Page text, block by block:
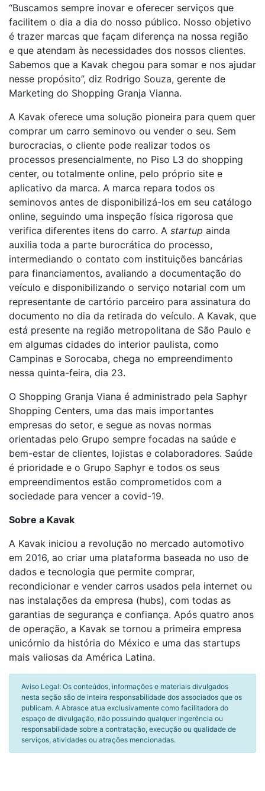
“Buscamos sempre inovar e oferecer serviços que
facilitem o dia a dia do nosso público. Nosso objetivo
é trazer marcas que façam diferença na nossa região
e que atendam às necessidades dos nossos clientes.
Sabemos que a Kavak chegou para somar e nos ajudar
nesse propósito”, diz Rodrigo Souza, gerente de
Marketing do Shopping Granja Vianna.
A Kavak oferece uma solução pioneira para quem quer
comprar um carro seminovo ou vender o seu. Sem
burocracias, o cliente pode realizar todos os
processos presencialmente, no Piso L3 do shopping
center, ou totalmente online, pelo próprio site e
aplicativo da marca. A marca repara todos os
seminovos antes de disponibilizá-los em seu catálogo
online, seguindo uma inspeção física rigorosa que
verifica diferentes itens do carro. A startup ainda
auxilia toda a parte burocrática do processo,
intermediando o contato com instituições bancárias
para financiamentos, avaliando a documentação do
veículo e disponibilizando o serviço notarial com um
representante de cartório parceiro para assinatura do
documento no dia da retirada do veículo. A Kavak, que
está presente na região metropolitana de São Paulo e
em algumas cidades do interior paulista, como
Campinas e Sorocaba, chega no empreendimento
nessa quinta-feira, dia 23.
O Shopping Granja Viana é administrado pela Saphyr
Shopping Centers, uma das mais importantes
empresas do setor, e segue as novas normas
orientadas pelo Grupo sempre focadas na saúde e
bem-estar de clientes, lojistas e colaboradores. Saúde
é prioridade e o Grupo Saphyr e todos os seus
empreendimentos estão comprometidos com a
sociedade para vencer a covid-19.
Sobre a Kavak
A Kavak iniciou a revolução no mercado automotivo
em 2016, ao criar uma plataforma baseada no uso de
dados e tecnologia que permite comprar,
recondicionar e vender carros usados pela internet ou
nas instalações da empresa (hubs), com todas as
garantias de segurança e confiança. Após quatro anos
de operação, a Kavak se tornou a primeira empresa
unicórnio da história do México e uma das startups
mais valiosas da América Latina.
Aviso Legal: Os conteúdos, informações e materiais divulgados
nesta seção são de inteira responsabilidade dos associados que os
publicam. A Abrasce atua exclusivamente como facilitadora do
espaço de divulgação, não possuindo qualquer ingerência ou
responsabilidade sobre a contratação, execução ou qualidade de
serviços, atividades ou atrações mencionadas.